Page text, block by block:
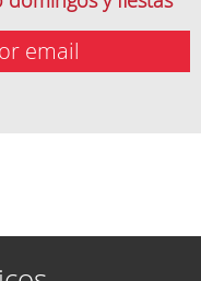
email